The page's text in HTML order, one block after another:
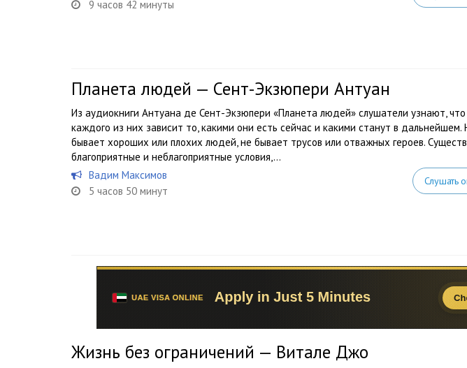
9 часов 42 минуты
Планета людей — Сент-Экзюпери Антуан
Из аудиокниги Антуана де Сент-Экзюпери «Планета людей» слушатели узнают,
каждого из них зависит то, какими они есть сейчас и какими станут в дальнейшем.
бывает хороших или плохих людей, не бывает трусов или отважных героев.
благоприятные и неблагоприятные условия,...
Вадим Максимов
5 часов 50 минут
Слушать
Жизнь без ограничений — Витале Джо